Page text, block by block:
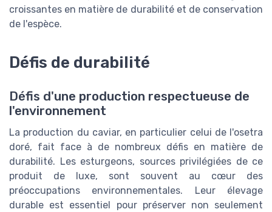
croissantes en matière de durabilité et de conservation
de l'espèce.
Défis de durabilité
Défis d'une production respectueuse de
l'environnement
La production du caviar, en particulier celui de l'osetra
doré, fait face à de nombreux défis en matière de
durabilité. Les esturgeons, sources privilégiées de ce
produit de luxe, sont souvent au cœur des
préoccupations environnementales. Leur élevage
durable est essentiel pour préserver non seulement